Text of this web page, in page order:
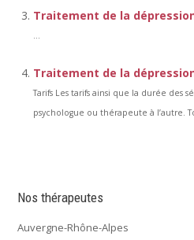
Traitement de la
...
Traitement de la
Tarifs Les tarifs ainsi que la durée des
psychologue ou thérapeute à l’autre.
Nos thérapeutes
Auvergne-Rhône-Alpes